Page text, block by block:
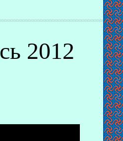
2012